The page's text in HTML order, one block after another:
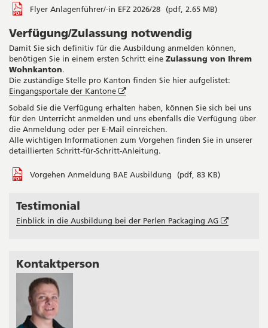
Flyer Anlagenführer/-in EFZ 2026/28 (pdf, 2.65 MB)
Verfügung/Zulassung notwendig
Damit Sie sich definitiv für die Ausbildung anmelden können,
benötigen Sie in einem ersten Schritt eine Zulassung von Ihrem
Wohnkanton.
Die zuständige Stelle pro Kanton finden Sie hier aufgelistet:
Eingangsportale der Kantone
Öffnet
neuem
Fenster
Sobald Sie die Verfügung erhalten haben, können Sie sich bei uns
für den Unterricht anmelden und uns ebenfalls die Verfügung über
die Anmeldung oder per E-Mail einreichen.
Alle wichtigen Informationen zum Vorgehen finden Sie in unserer
detaillierten Schritt-für-Schritt-Anleitung.
Vorgehen Anmeldung BAE Ausbildung (pdf, 83 KB)
Seitenleiste
Testimonial
Einblick in die Ausbildung bei der Perlen Packaging AG
Öffnet
Kontaktperson